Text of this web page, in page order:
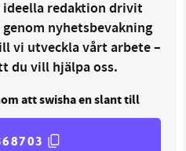
ideella redaktion drivit
nyhetsbevakning
vi utveckla vårt arbete –
du vill hjälpa oss.
att swisha en slant till